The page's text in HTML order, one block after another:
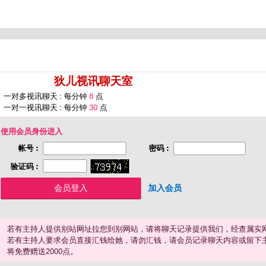
狄儿视讯聊天室
一对多视讯聊天 : 每分钟 8 点
一对一视讯聊天 : 每分钟 30 点
使用会员身份进入
帐号 :
密码 :
验证码 :
加入会员
若有主持人提供别站网址拉您到别网站，请将聊天记录提供我们，经查属实
若有主持人要求会员直接汇钱给她，请勿汇钱，请会员记录聊天内容或留
将免费赠送2000点。